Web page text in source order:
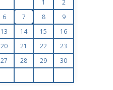
1
2
6 7 8
9
13 14 15
16
20 21 22
23
27 28 29
30